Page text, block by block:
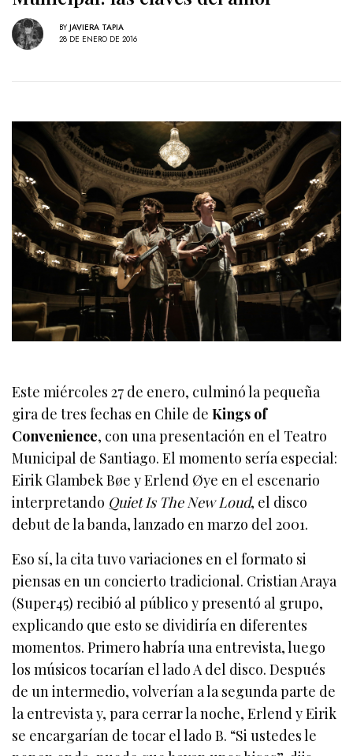
BY JAVIERA TAPIA
28 DE ENERO DE 2016
Este miércoles 27 de enero, culminó la pequeña
gira de tres fechas en Chile deKings of
Convenience, con una presentación en el Teatro
Municipal de Santiago. El momento sería especial:
Eirik Glambek Bøe y Erlend Øye en el escenario
interpretando Quiet Is The New Loud, el disco
debut de la banda, lanzado en marzo del 2001.
Eso sí, la cita tuvo variaciones en el formato si
piensas en un concierto tradicional. Cristian Araya
(Super45) recibió al público y presentó al grupo,
explicando que esto se dividiría en diferentes
momentos. Primero habría una entrevista, luego
los músicos tocarían el lado A del disco. Después
de un intermedio, volverían a la segunda parte de
la entrevista y, para cerrar la noche, Erlend y Eirik
se encargarían de tocar el lado B. “Si ustedes le